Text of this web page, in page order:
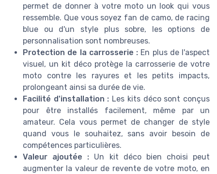
permet de donner à votre moto un look qui vous
ressemble. Que vous soyez fan de camo, de racing
blue ou d'un style plus sobre, les options de
personnalisation sont nombreuses.
Protection de la carrosserie : En plus de l'aspect
visuel, un kit déco protège la carrosserie de votre
moto contre les rayures et les petits impacts,
prolongeant ainsi sa durée de vie.
Facilité d'installation : Les kits déco sont conçus
pour être installés facilement, même par un
amateur. Cela vous permet de changer de style
quand vous le souhaitez, sans avoir besoin de
compétences particulières.
Valeur ajoutée : Un kit déco bien choisi peut
augmenter la valeur de revente de votre moto, en